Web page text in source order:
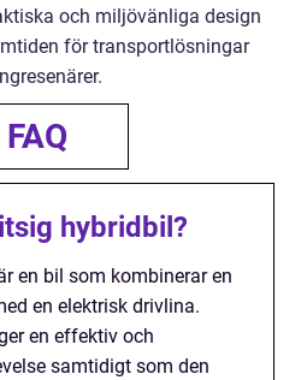
och miljövänliga design
för transportlösningar
FAQ
hybridbil?
en bil som kombinerar en
en elektrisk drivlina.
en effektiv och
samtidigt som den